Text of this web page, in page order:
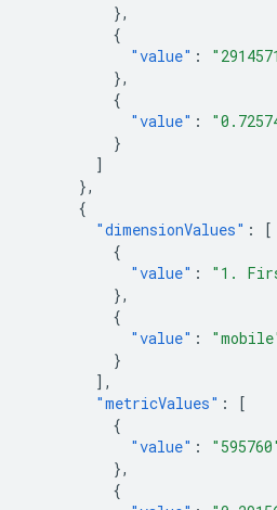
},
{
"value" :
},
{
"value" :
}
]
},
{
"dimensionValues" :
[
{
"value" :
"1.
},
{
"value" :
}
],
"metricValues" :
[
{
"value" :
},
{